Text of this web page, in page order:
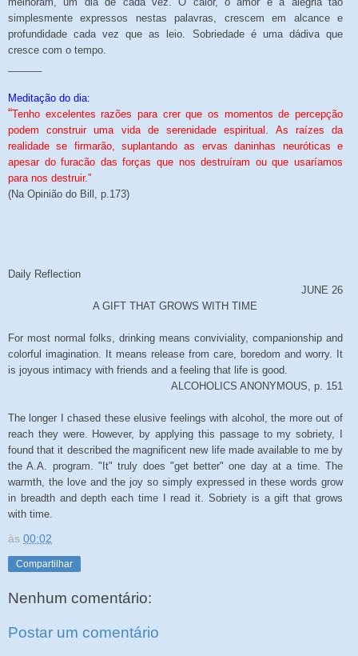
simplesmente expressos nestas palavras, crescem em alcance e
profundidade cada vez que as leio. Sobriedade é uma dádiva que
cresce com o tempo.
Meditação do dia:
“Tenho excelentes razões para crer que os momentos de percepção
podem construir uma vida de serenidade espiritual. As raízes da
realidade se firmarão, suplantando as ervas daninhas neuróticas e
apesar do furacão das forças que nos destruíram ou que usaríamos
para nos destruir.”
(Na Opinião do Bill, p.173)
Daily Reflection
JUNE 26
A GIFT THAT GROWS WITH TIME
For most normal folks, drinking means conviviality, companionship and
colorful imagination. It means release from care, boredom and worry. It
is joyous intimacy with friends and a feeling that life is good.
ALCOHOLICS ANONYMOUS, p. 151
The longer I chased these elusive feelings with alcohol, the more out of
reach they were. However, by applying this passage to my sobriety, I
found that it described the magnificent new life made available to me by
the A.A. program. "It" truly does "get better" one day at a time. The
warmth, the love and the joy so simply expressed in these words grow
in breadth and depth each time I read it. Sobriety is a gift that grows
with time.
às 00:02
Compartilhar
Nenhum comentário:
Postar um comentário